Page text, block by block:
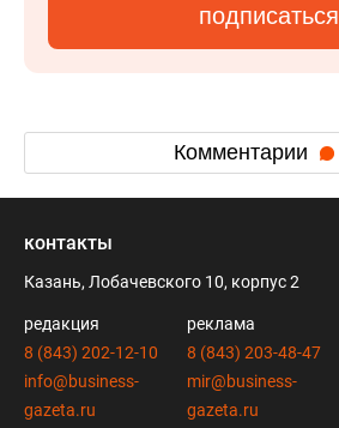
подписаться
Комментарии
контакты
Казань, Лобачевского 10, корпус 2
редакция
8 (843) 202-12-10
info@business-
gazeta.ru
реклама
8 (843) 203-48-47
mir@business-
gazeta.ru